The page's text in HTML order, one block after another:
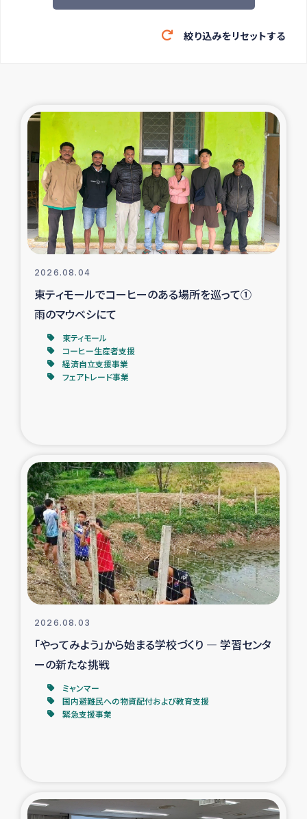
緊急救援の時代
東ティモール豪雨緊急支援
大雨による洪水被災者支援
カカオ生産者支援事業
シリア国内避難民・帰還民の生活再建支援
トルコにおけるシリア難民支援事業
インドネシア中部 スラウェシの地震・津波被災者支援
スリランカ ジャフナ県干物事業
スリランカの南北女性をつなぐサリー・リサイクル・プロ
ジェクト
復興支援事業
民際教育事業
女性グループPIFWANITAによる食品加工事業
ガザ人道支援
令和6年能登半島地震 緊急支援
国内避難民への物資配付および教育支援
絞り込みをリセットする
2026.08.04
東ティモールでコーヒーのある場所を巡って①
雨のマウベシにて
東ティモール
コーヒー生産者支援
経済自立支援事業
フェアトレード事業
2026.08.03
「やってみよう」から始まる学校づくり ― 学習センタ
ーの新たな挑戦
ミャンマー
国内避難民への物資配付および教育支援
緊急支援事業